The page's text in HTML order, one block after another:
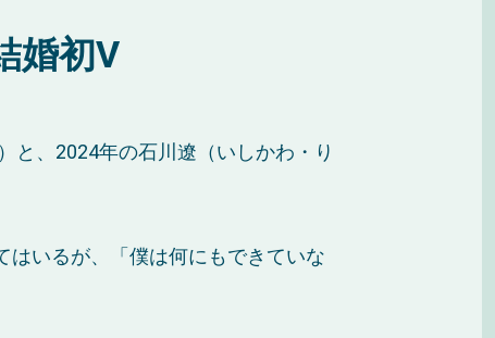
婚初V
と、2024年の石川遼（いしかわ・り
はいるが、「僕は何にもできていな